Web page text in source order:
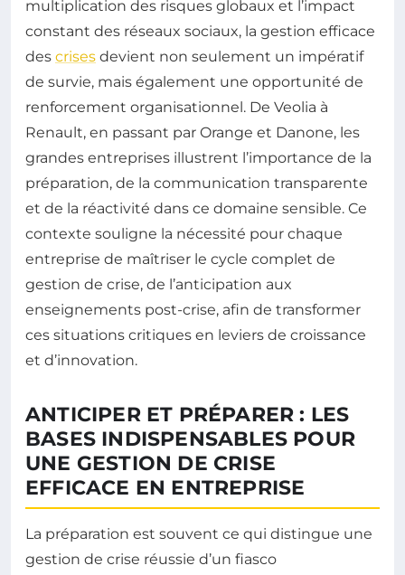
multiplication des risques globaux et l’impact
constant des réseaux sociaux, la gestion efficace
des crises devient non seulement un impératif
de survie, mais également une opportunité de
renforcement organisationnel. De Veolia à
Renault, en passant par Orange et Danone, les
grandes entreprises illustrent l’importance de la
préparation, de la communication transparente
et de la réactivité dans ce domaine sensible. Ce
contexte souligne la nécessité pour chaque
entreprise de maîtriser le cycle complet de
gestion de crise, de l’anticipation aux
enseignements post-crise, afin de transformer
ces situations critiques en leviers de croissance
et d’innovation.
ANTICIPER ET PRÉPARER : LES
BASES INDISPENSABLES POUR
UNE GESTION DE CRISE
EFFICACE EN ENTREPRISE
La préparation est souvent ce qui distingue une
gestion de crise réussie d’un fiasco